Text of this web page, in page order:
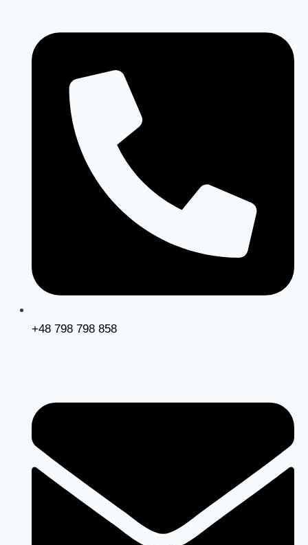
+48 798 798 858